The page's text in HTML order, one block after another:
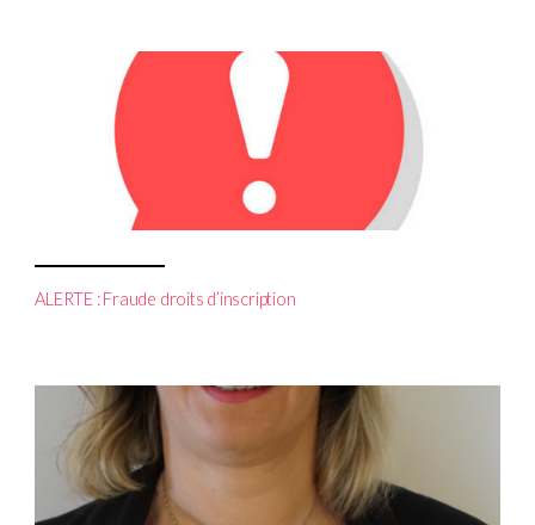
ALERTE : Fraude droits d’inscription